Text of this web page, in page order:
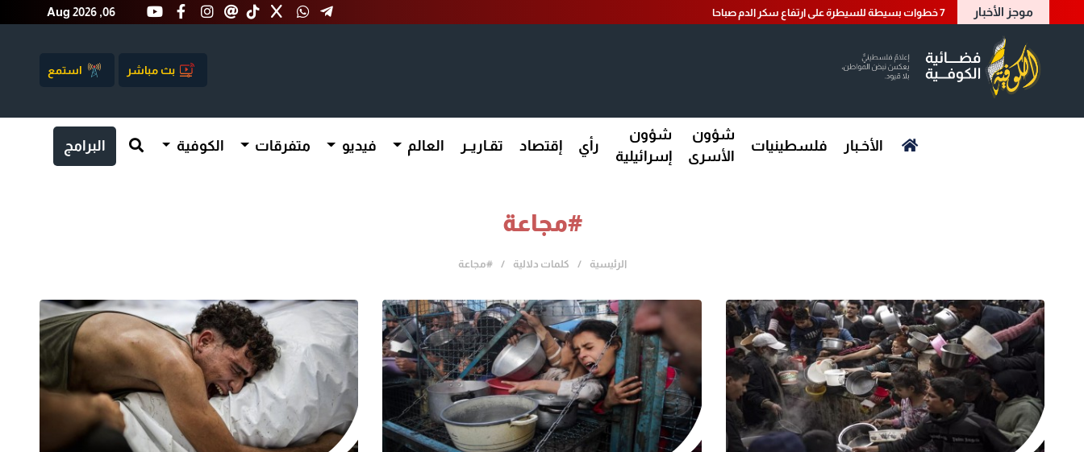
موجز الأخبار 7 خطوات بسيطة للسيطرة على ارتفاع سكر الدم صباحا Aug 2026 ,06
بث مباشر استمع
الأخـبار فلسطينيات
شؤون
الأسرى
شؤون
إسرائيلية
رأي إقتصاد تقـاريــر العالم فيديو متفرقات الكوفية البرامج
#مجاعة
الرئيسية كلمات دلالية #مجاعة